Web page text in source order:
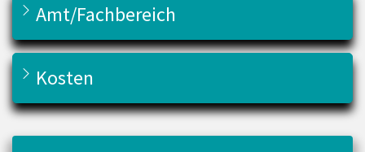
Amt/Fachbereich
Kosten